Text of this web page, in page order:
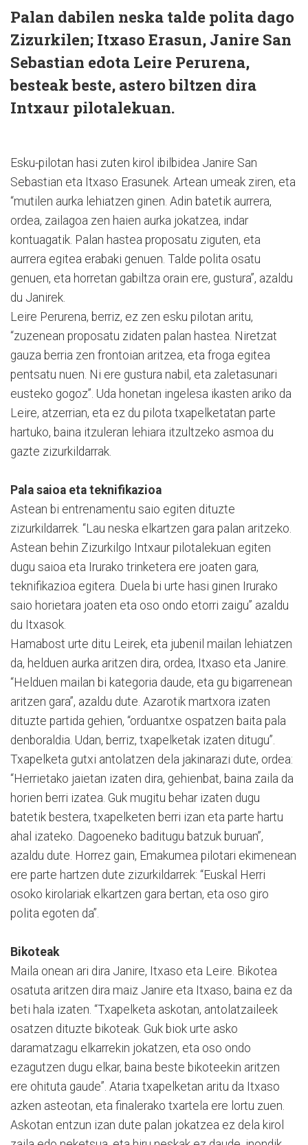
Palan dabilen neska talde polita dago
Zizurkilen; Itxaso Erasun, Janire San
Sebastian edota Leire Perurena,
besteak beste, astero biltzen dira
Intxaur pilotalekuan.
Esku-pilotan hasi zuten kirol ibilbidea Janire San
Sebastian eta Itxaso Erasunek. Artean umeak ziren, eta
“mutilen aurka lehiatzen ginen. Adin batetik aurrera,
ordea, zailagoa zen haien aurka jokatzea, indar
kontuagatik. Palan hastea proposatu ziguten, eta
aurrera egitea erabaki genuen. Talde polita osatu
genuen, eta horretan gabiltza orain ere, gustura”, azaldu
du Janirek.
Leire Perurena, berriz, ez zen esku pilotan aritu,
“zuzenean proposatu zidaten palan hastea. Niretzat
gauza berria zen frontoian aritzea, eta froga egitea
pentsatu nuen. Ni ere gustura nabil, eta zaletasunari
eusteko gogoz”. Uda honetan ingelesa ikasten ariko da
Leire, atzerrian, eta ez du pilota txapelketatan parte
hartuko, baina itzuleran lehiara itzultzeko asmoa du
gazte zizurkildarrak.
Pala saioa eta teknifikazioa
Astean bi entrenamentu saio egiten dituzte
zizurkildarrek. “Lau neska elkartzen gara palan aritzeko.
Astean behin Zizurkilgo Intxaur pilotalekuan egiten
dugu saioa eta Irurako trinketera ere joaten gara,
teknifikazioa egitera. Duela bi urte hasi ginen Irurako
saio horietara joaten eta oso ondo etorri zaigu” azaldu
du Itxasok.
Hamabost urte ditu Leirek, eta jubenil mailan lehiatzen
da, helduen aurka aritzen dira, ordea, Itxaso eta Janire.
“Helduen mailan bi kategoria daude, eta gu bigarrenean
aritzen gara”, azaldu dute. Azarotik martxora izaten
dituzte partida gehien, “orduantxe ospatzen baita pala
denboraldia. Udan, berriz, txapelketak izaten ditugu”.
Txapelketa gutxi antolatzen dela jakinarazi dute, ordea:
“Herrietako jaietan izaten dira, gehienbat, baina zaila da
horien berri izatea. Guk mugitu behar izaten dugu
batetik bestera, txapelketen berri izan eta parte hartu
ahal izateko. Dagoeneko baditugu batzuk buruan”,
azaldu dute. Horrez gain, Emakumea pilotari ekimenean
ere parte hartzen dute zizurkildarrek: “Euskal Herri
osoko kirolariak elkartzen gara bertan, eta oso giro
polita egoten da”.
Bikoteak
Maila onean ari dira Janire, Itxaso eta Leire. Bikotea
osatuta aritzen dira maiz Janire eta Itxaso, baina ez da
beti hala izaten. “Txapelketa askotan, antolatzaileek
osatzen dituzte bikoteak. Guk biok urte asko
daramatzagu elkarrekin jokatzen, eta oso ondo
ezagutzen dugu elkar, baina beste bikoteekin aritzen
ere ohituta gaude”. Ataria txapelketan aritu da Itxaso
azken asteotan, eta finalerako txartela ere lortu zuen.
Askotan entzun izan dute palan jokatzea ez dela kirol